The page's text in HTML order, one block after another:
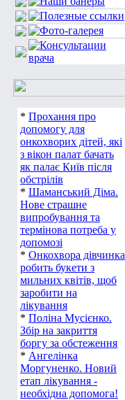
* Прохання про
допомогу для
онкохворих дітей, які
з вікон палат бачать
як палає Київ після
обстрілів
* Шаманський Діма.
Нове страшне
випробування та
термінова потреба у
допомозі
* Онкохвора дівчинка
робить букети з
мильних квітів, щоб
заробити на
лікування
* Поліна Мусієнко.
Збір на закриття
боргу за обстеження
* Ангелінка
Моргуненко. Новий
етап лікування -
необхідна допомога!